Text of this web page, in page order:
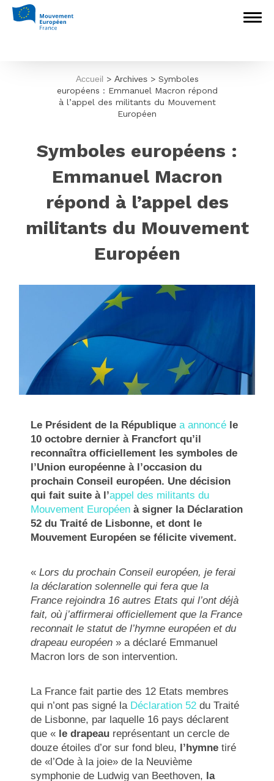
Accueil > Archives> Symboles
européens : Emmanuel Macron répond
à l’appel des militants du Mouvement
Européen
Symboles européens :
Emmanuel Macron
répond à l’appel des
militants du Mouvement
Européen
Le Président de la Républiquea annoncé le
10 octobre dernier à Francfort qu’il
reconnaîtra officiellement les symboles de
l’Union européenne à l’occasion du
prochain Conseil européen. Une décision
qui fait suite à l’appel des militants du
Mouvement Européen à signer la Déclaration
52 du Traité de Lisbonne, et dont le
Mouvement Européen se félicite vivement.
«Lors du prochain Conseil européen, je ferai
la déclaration solennelle qui fera que la
France rejoindra 16 autres Etats qui l’ont déjà
fait, où j’affirmerai officiellement que la France
reconnait le statut de l’hymne européen et du
drapeau européen » a déclaré Emmanuel
Macron lors de son intervention.
La France fait partie des 12 Etats membres
qui n’ont pas signé la Déclaration 52 du Traité
de Lisbonne, par laquelle 16 pays déclarent
que « le drapeau représentant un cercle de
douze étoiles d’or sur fond bleu, l’hymne tiré
de «l’Ode à la joie» de la Neuvième
symphonie de Ludwig van Beethoven, la